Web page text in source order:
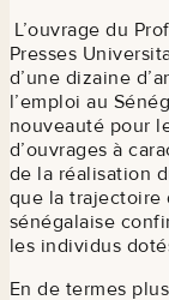
L’ouvrage du
Presses
d’une dizaine
l’emploi au
nouveauté pour
d’ouvrages à
de la réalisation
que la trajectoire
sénégalaise
les individus
En de termes